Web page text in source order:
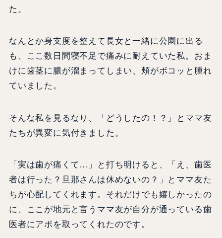
た。
なんとか身支度を整えて長女と一緒に公園に出る
も、ここ数日間寝不足で痛みに耐えていた私。おま
けに歯茎に膿が溜まってしまい、頬がボコッと腫れ
ていました。
そんな私を見るなり、「どうしたの！？」とママ友
たちが異変に気付きました。
「実は歯が痛くて…」と打ち明けると、「え、歯医
者は行った？旦那さんは休めないの？」とママ友た
ちが心配してくれます。それだけでも嬉しかったの
に、ここが地元と言うママ友が自分が通っている歯
医者にアポを取ってくれたのです。